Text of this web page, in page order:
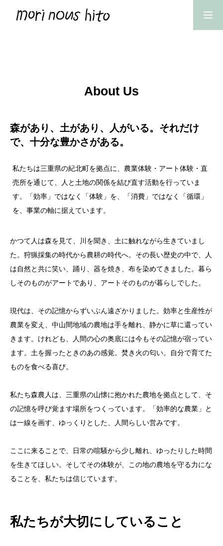
NEWS
イベントやお知らせなど
EVENT
私たちの農業体験
COMMUNITY
SHOP
お米、GOODS
企業の皆様へ
教育機関・自治体の皆様へ
食育と地域活性化
CONTACT
About Us
森があり、土があり、人がいる。それだけ
で、十分な豊かさがある。
私たちは三重県の紀北町を拠点に、農業体験・アート体験・直
売所を通じて、人と土地の関係を結び直す活動を行っていま
す。「効率」ではなく「体験」を、「消費」ではなく「循環」
を、事業の軸に据えています。
かつて人は森を見て、川を聞き、土に触れながら生きていまし
た。狩猟採集の時代から農耕の時代へ。その長い歴史の中で、人
は自然と共に笑い、踊り、器を焼き、布を染めてきました。暮ら
しそのものがアートであり、アートそのものが暮らしでした。
現代は、その記憶からずいぶん遠ざかりました。効率と生産性が
農業を変え、中山間地域の農地は手を離れ、静かに草に還ってい
きます。けれども、人間の心の奥底には今もその記憶が宿ってい
ます。土を握ったときのあの感覚。焚き火の匂い。自分で育てた
ものを食べる喜び。
私たち森農人は、三重県の山懐に抱かれた農地を拠点として、そ
の記憶を呼び覚ます場所をつくっています。「効率的な農業」と
は一線を画す、ゆっくりとした、人間らしい営みです。
ここに来ることで、日常の喧騒から少し離れ、ゆったりした時間
を生きてほしい。そしてその体験が、この地の農地を守る力にな
ることを、私たちは信じています。
私たちが大切にしていること